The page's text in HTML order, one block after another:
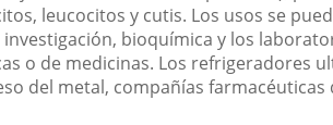
leucocitos y cutis. Los usos se
bioquímica y los
o de medicinas. Los refrigeradores
del metal, compañías